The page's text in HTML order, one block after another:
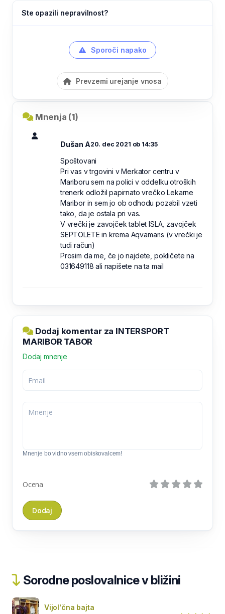
Ste opazili nepravilnost?
Sporoči napako
Prevzemi urejanje vnosa
Mnenja (1)
Dušan A20. dec 2021 ob 14:35
Spoštovani
Pri vas v trgovini v Merkator centru v
Mariboru sem na polici v oddelku otroških
trenerk odložil papirnato vrečko Lekarne
Maribor in sem jo ob odhodu pozabil vzeti
tako, da je ostala pri vas.
V vrečki je zavojček tablet ISLA, zavojček
SEPTOLETE in krema Aqvamaris (v vrečki je
tudi račun)
Prosim da me, če jo najdete, pokličete na
031649118 ali napišete na ta mail
Dodaj komentar za INTERSPORT
MARIBOR TABOR
Dodaj mnenje
Mnenje bo vidno vsem obiskovalcem!
Ocena
Sorodne poslovalnice v bližini
Vijol'čna bajta